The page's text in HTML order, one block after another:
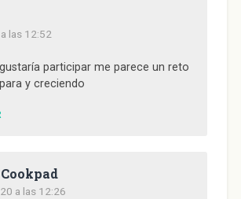
las 12:52
participar me parece un reto
y creciendo
a las 12:26